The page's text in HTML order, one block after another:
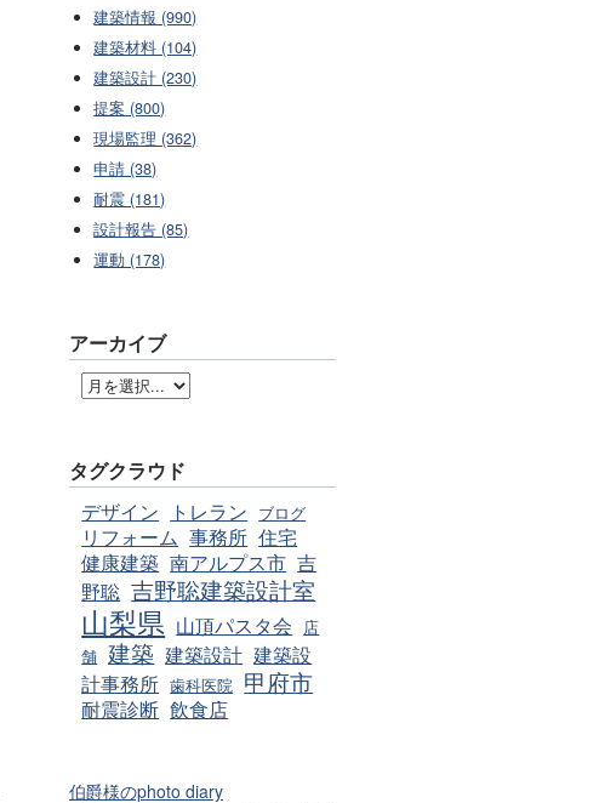
建築情報 (990)
建築材料 (104)
建築設計 (230)
提案 (800)
現場監理 (362)
申請 (38)
耐震 (181)
設計報告 (85)
運動 (178)
アーカイブ
タグクラウド
デザイン トレラン ブログ
リフォーム 事務所 住宅
健康建築 南アルプス市 吉
野聡 吉野聡建築設計室
山梨県 山頂パスタ会
店
舗 建築 建築設計 建築設
計事務所 歯科医院 甲府市
耐震診断 飲食店
伯爵様のphoto diary